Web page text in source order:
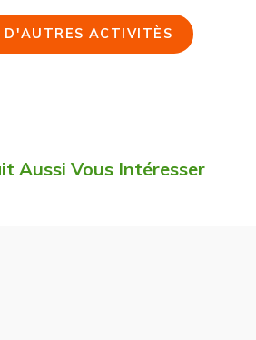
D'AUTRES ACTIVITÈS
Aussi Vous Intéresser